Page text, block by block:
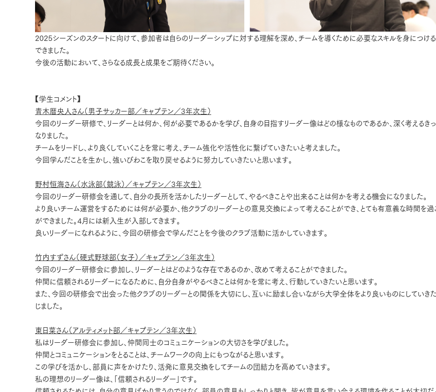
2025シーズンのスタートに向けて、参加者は自らのリーダーシップに対する理解を深め、チームを導くために必要なスキルを身につけ
できました。
今後の活動において、さらなる成長と成果をご期待ください。
【学生コメント】
青木暦央人さん（男子サッカー部／キャプテン／3年次生）
今回のリーダー研修で、リーダーとは何か、何が必要であるかを学び、自身の目指すリーダー像はどの様なものであるか、深く考えるき
なりました。
チームをリードし、より良くしていくことを常に考え、チーム強化や活性化に繋げていきたいと考えました。
今回学んだことを生かし、強いびわこを取り戻せるように努力していきたいと思います。
野村恒海さん（水泳部（競泳）／キャプテン／3年次生）
今回のリーダー研修会を通して、自分の長所を活かしたリーダーとして、やるべきことや出来ることは何かを考える機会になりました。
より良いチーム運営をするためには何が必要か、他クラブのリーダーとの意見交換によって考えることができ、とても有意義な時間を過
ができました。4月には新入生が入部してきます。
良いリーダーになれるように、今回の研修会で学んだことを今後のクラブ活動に活かしていきます。
竹内すずさん（硬式野球部（女子）／キャプテン／3年次生）
今回のリーダー研修会に参加し、リーダーとはどのような存在であるのか、改めて考えることができました。
仲間に信頼されるリーダーになるために、自分自身がやるべきことは何かを常に考え、行動していきたいと思います。
また、今回の研修会で出会った他クラブのリーダーとの関係を大切にし、互いに励まし合いながら大学全体をより良いものにしていき
じました。
東日菜さん（アルティメット部／キャプテン／3年次生）
私はリーダー研修会に参加し、仲間同士のコミュニケーションの大切さを学びました。
仲間とコミュニケーションをとることは、チームワークの向上にもつながると思います。
この学びを活かし、部員に声をかけたり、活発に意見交換をしてチームの団結力を高めていきます。
私の理想のリーダー像は、「信頼されるリーダー」です。